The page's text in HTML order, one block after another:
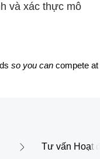
và xác thực mô
so you can compete at
Tư vấn Hoạt